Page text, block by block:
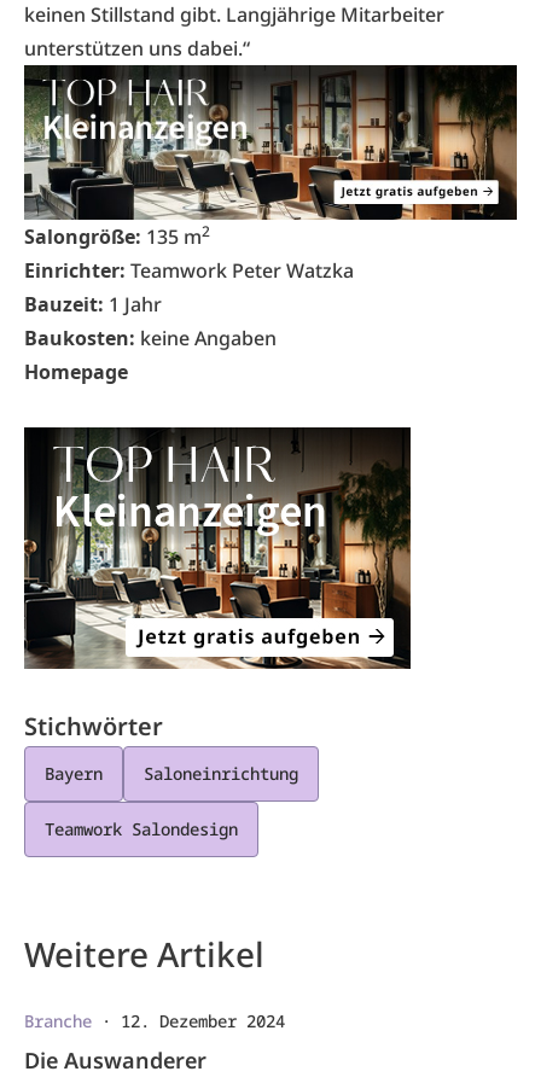
keinen Stillstand gibt. Langjährige Mitarbeiter
unterstützen uns dabei.“
Salongröße: 135 m2
Einrichter: Teamwork Peter Watzka
Bauzeit: 1 Jahr
Baukosten: keine Angaben
Homepage
Stichwörter
Bayern Saloneinrichtung
Teamwork Salondesign
Weitere Artikel
Branche · 12. Dezember 2024
Die Auswanderer